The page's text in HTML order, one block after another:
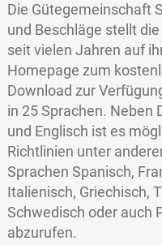
Die Gütegemeinschaft
und Beschläge stellt
seit vielen Jahren auf
Homepage zum
Download zur
in 25 Sprachen. Neben
und Englisch ist es
Richtlinien unter
Sprachen Spanisch,
Italienisch, Griechisch,
Schwedisch oder auch
abzurufen.